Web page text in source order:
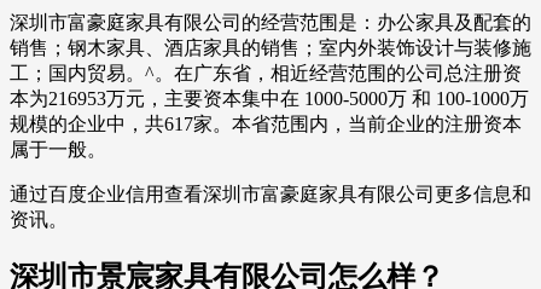
深圳市富豪庭家具有限公司的经营范围是：办公家具及配套的
销售；钢木家具、酒店家具的销售；室内外装饰设计与装修施
工；国内贸易。^。在广东省，相近经营范围的公司总注册资
本为216953万元，主要资本集中在 1000-5000万 和 100-1000万
规模的企业中，共617家。本省范围内，当前企业的注册资本
属于一般。
通过百度企业信用查看深圳市富豪庭家具有限公司更多信息和
资讯。
深圳市景宸家具有限公司怎么样？